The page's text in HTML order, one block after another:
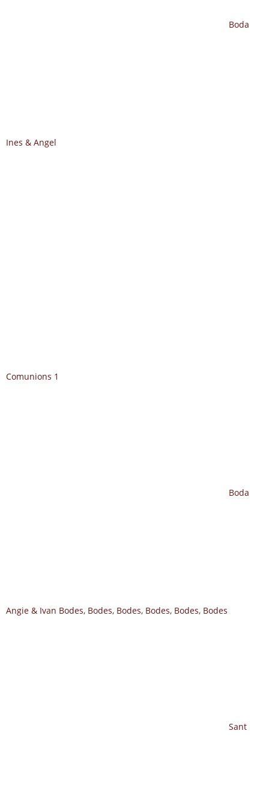
Boda
Ines & Angel
Comunions 1
Boda
Angie & Ivan Bodes, Bodes, Bodes, Bodes, Bodes, Bodes
Sant